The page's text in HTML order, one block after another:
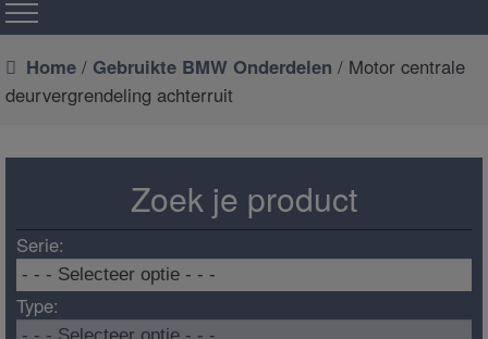
Home / Gebruikte BMW Onderdelen / Motor centrale
deurvergrendeling achterruit
Zoek je product
Serie:
Type: